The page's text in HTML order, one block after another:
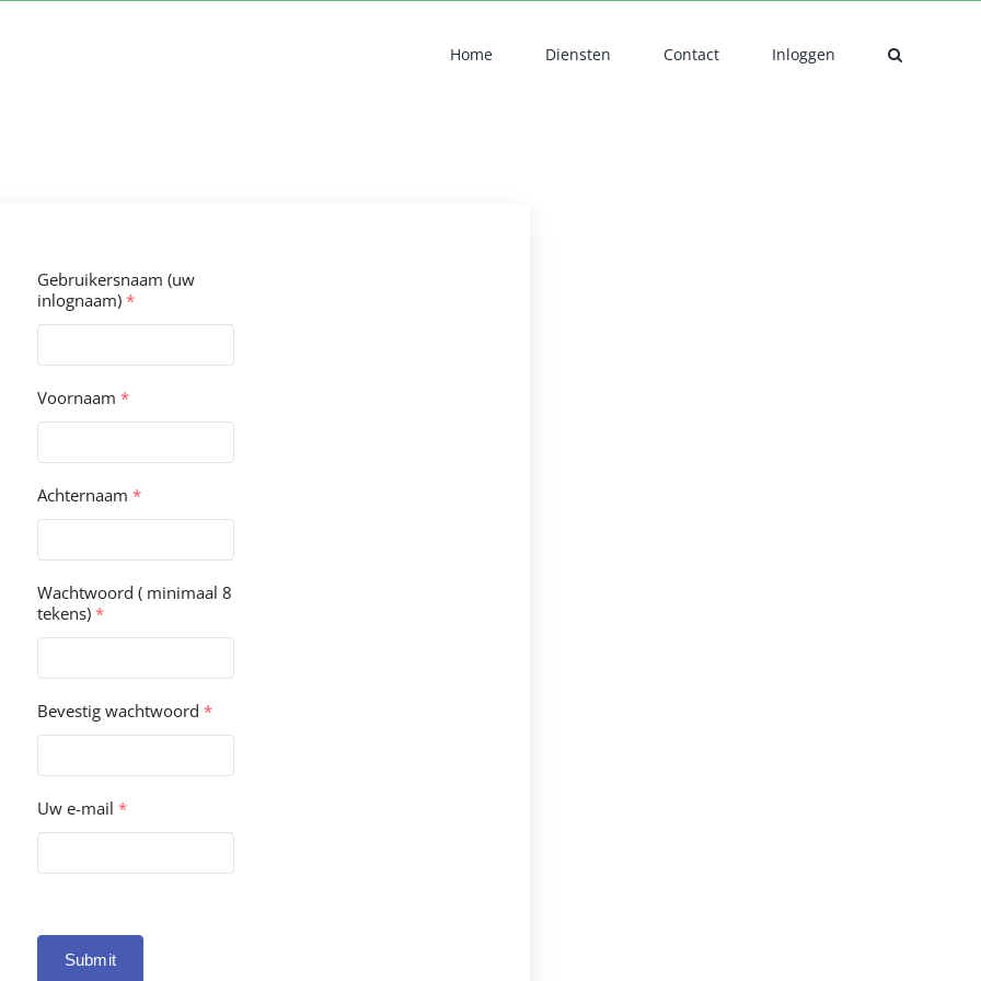
Home Diensten Contact Inloggen
Gebruikersnaam (uw
inlognaam) *
Voornaam *
Achternaam *
Wachtwoord ( minimaal 8
tekens) *
Bevestig wachtwoord *
Uw e-mail *
Submit